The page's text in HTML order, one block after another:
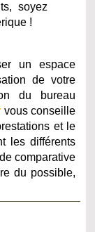
soyez
!
un espace
de votre
du bureau
vous conseille
et le
les différents
comparative
du possible,